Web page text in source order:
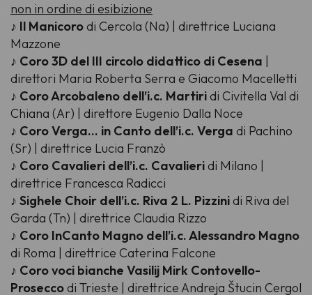
non in ordine di esibizione
♪ Il Manicorodi Cercola (Na) | direttrice Luciana
Mazzone
♪ Coro 3D del III circolo didattico di Cesena |
direttori Maria Roberta Serra e Giacomo Macelletti
♪ Coro Arcobaleno dell’i.c. Martiridi Civitella Val di
Chiana (Ar) | direttore Eugenio Dalla Noce
♪ Coro Verga... in Canto dell’i.c. Verga di Pachino
(Sr) | direttrice Lucia Franzò
♪ Coro Cavalieri dell’i.c. Cavalieridi Milano |
direttrice Francesca Radicci
♪ Sighele Choir dell’i.c. Riva 2 L. Pizzinidi Riva del
Garda (Tn) | direttrice Claudia Rizzo
♪ Coro InCanto Magno dell’i.c. Alessandro Magno
di Roma | direttrice Caterina Falcone
♪ Coro voci bianche Vasilij Mirk Contovello-
Proseccodi Trieste | direttrice Andreja Štucin Cergol